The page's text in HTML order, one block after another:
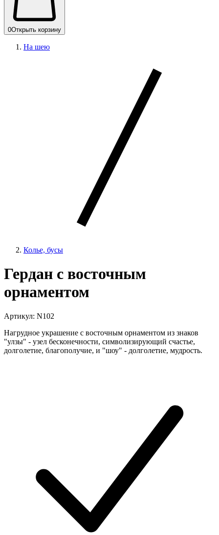
0Открыть корзину
На шею
Колье, бусы
Гердан с восточным
орнаментом
Артикул: N102
Нагрудное украшение с восточным орнаментом из знаков
"улзы" - узел бесконечности, символизирующий счастье,
долголетие, благополучие, и "шоу" - долголетие, мудрость.